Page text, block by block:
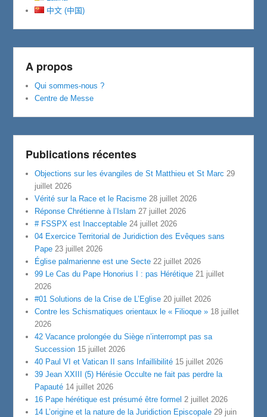
中文 (中国)
A propos
Qui sommes-nous ?
Centre de Messe
Publications récentes
Objections sur les évangiles de St Matthieu et St Marc 29
juillet 2026
Vérité sur la Race et le Racisme 28 juillet 2026
Réponse Chrétienne à l’Islam 27 juillet 2026
# FSSPX est Inacceptable 24 juillet 2026
04 Exercice Territorial de Juridiction des Evêques sans
Pape 23 juillet 2026
Église palmarienne est une Secte 22 juillet 2026
99 Le Cas du Pape Honorius I : pas Hérétique 21 juillet
2026
#01 Solutions de la Crise de L’Eglise 20 juillet 2026
Contre les Schismatiques orientaux le « Filioque » 18 juillet
2026
42 Vacance prolongée du Siège n’interrompt pas sa
Succession 15 juillet 2026
40 Paul VI et Vatican II sans Infaillibilité 15 juillet 2026
39 Jean XXIII (5) Hérésie Occulte ne fait pas perdre la
Papauté 14 juillet 2026
16 Pape hérétique est présumé être formel 2 juillet 2026
14 L’origine et la nature de la Juridiction Episcopale 29 juin